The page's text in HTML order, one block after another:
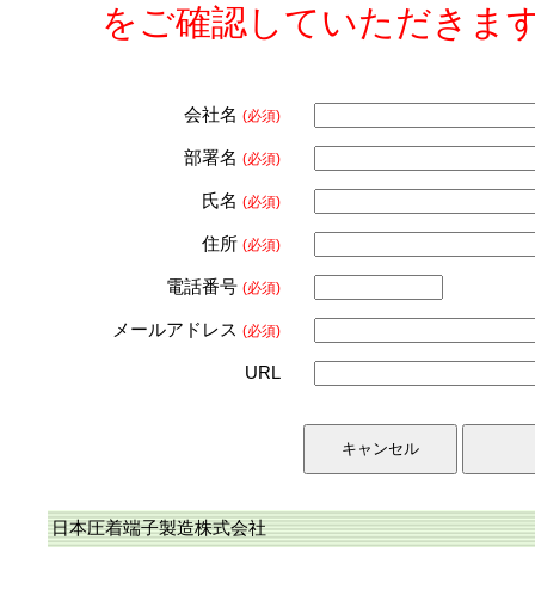
をご確認していただきま
会社名 (必須)
部署名 (必須)
氏名 (必須)
住所 (必須)
電話番号 (必須)
メールアドレス (必須)
URL
日本圧着端子製造株式会社